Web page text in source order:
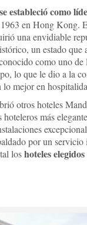
estableció como
en Hong Kong.
una envidiable
un estado que
como uno de
lo que le dio a la
lo mejor en
otros hoteles
más
por un
loshoteles